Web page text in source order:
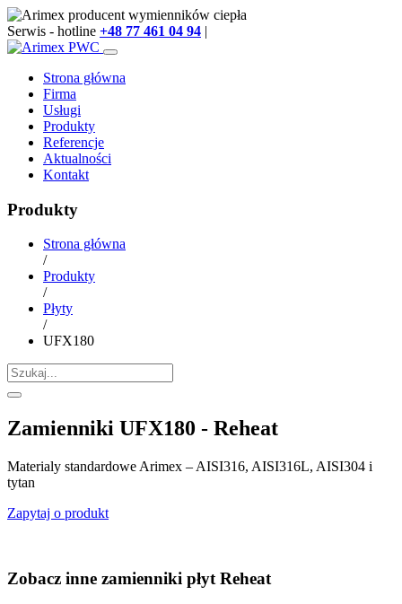
Serwis - hotline +48 77 461 04 94 |
Strona główna
Firma
Usługi
Produkty
Referencje
Aktualności
Kontakt
Produkty
Strona główna
/
Produkty
/
Płyty
/
UFX180
Zamienniki UFX180 - Reheat
Materialy standardowe Arimex – AISI316, AISI316L, AISI304 i
tytan
Zapytaj o produkt
Zobacz inne zamienniki płyt Reheat